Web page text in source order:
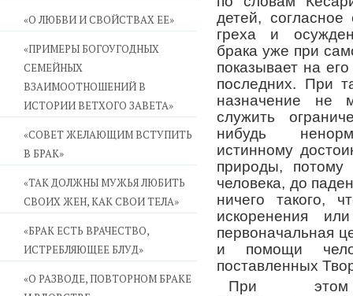
«О ЛЮБВИ И СВОЙСТВАХ ЕЕ»
«ПРИМЕРЫ БОГОУГОДНЫХ
СЕМЕЙНЫХ
ВЗАИМООТНОШЕНИЙ В
ИСТОРИИ ВЕТХОГО ЗАВЕТА»
«СОВЕТ ЖЕЛАЮЩИМ ВСТУПИТЬ
В БРАК»
«ТАК ДОЛЖНЫ МУЖЬЯ ЛЮБИТЬ
СВОИХ ЖЕН, КАК СВОИ ТЕЛА»
«БРАК ЕСТЬ ВРАЧЕСТВО,
ИСТРЕБЛЯЮЩЕЕ БЛУД»
«О РАЗВОДЕ, ПОВТОРНОМ БРАКЕ
детей,
греха и
брака уже при
показывает на
последних. При
назначение не
служить
нибудь
истинному
природы, потому
человека, до
ничего такого,
искоренения
первоначальная
и помощи
поставленных
При этом